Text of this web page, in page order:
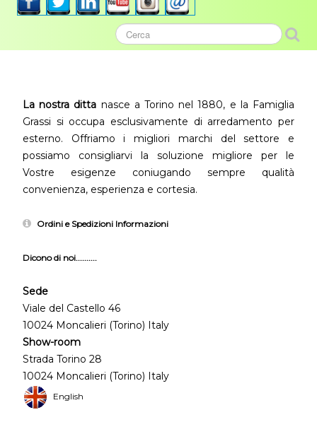
La nostra ditta nasce a Torino nel 1880, e la Famiglia
Grassi si occupa esclusivamente di arredamento per
esterno. Offriamo i migliori marchi del settore e
possiamo consigliarvi la soluzione migliore per le
Vostre esigenze coniugando sempre qualità
convenienza, esperienza e cortesia.
Ordini e Spedizioni Informazioni
Dicono di noi..........
Sede
Viale del Castello 46
10024 Moncalieri (Torino) Italy
Show-room
Strada Torino 28
10024 Moncalieri (Torino) Italy
English